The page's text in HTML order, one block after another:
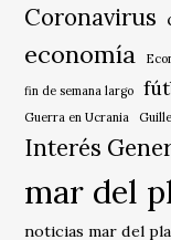
Coronavirus
economía
fin de semana largo
Guerra en Ucrania
Interés
mar del
noticias mar del